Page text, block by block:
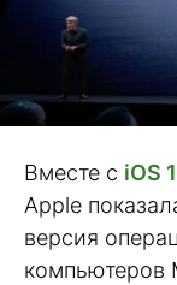
Вместе с iOS
Apple
версия
компьютеров